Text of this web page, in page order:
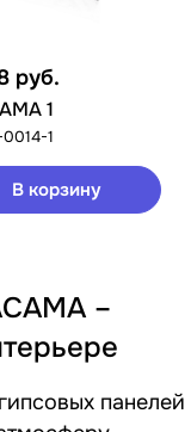
руб.
1
0014-1
В корзину
–
панелей